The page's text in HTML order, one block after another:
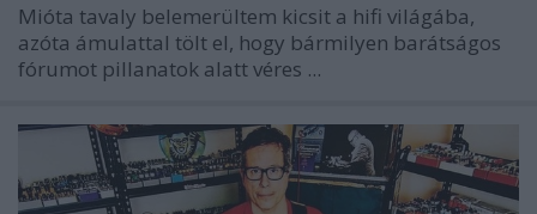
Mióta tavaly belemerültem kicsit a hifi világába,
azóta ámulattal tölt el, hogy bármilyen barátságos
fórumot pillanatok alatt véres ...